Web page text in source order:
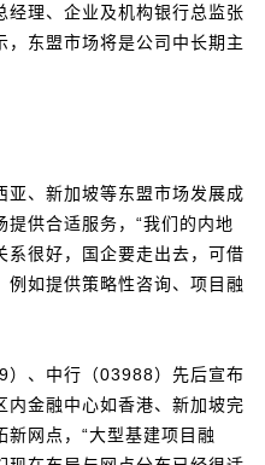
经理、企业及机构银行总监张
东盟市场将是公司中长期主
、新加坡等东盟市场发展成
供合适服务，“我们的内地
系很好，国企要走出去，可借
例如提供策略性咨询、项目融
、中行（03988）先后宣布
内金融中心如香港、新加坡完
网点，“大型基建项目融